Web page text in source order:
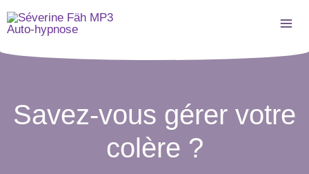
Aller
au
Savez-vous gérer votre
colère ?